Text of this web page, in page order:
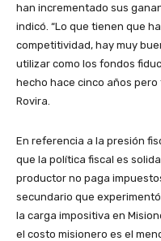
han incrementado sus
indicó. “Lo que tienen que
competitividad, hay muy
utilizar como los fondos
hecho hace cinco años
Rovira.
En referencia a la presión
que la política fiscal es
productor no paga
secundario que
la carga impositiva en
el costo misionero es el